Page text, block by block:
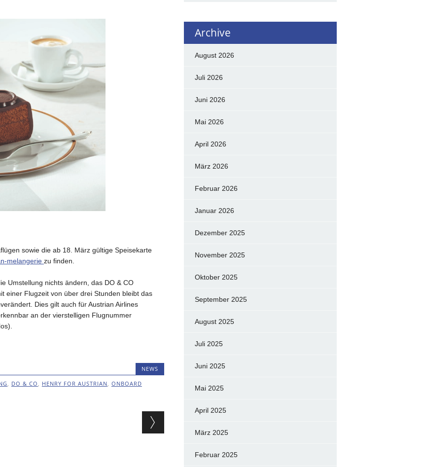
sowie die ab 18. März gültige Speisekarte
melangerie zu finden.
Umstellung nichts ändern, das DO & CO
einer Flugzeit von über drei Stunden bleibt das
Dies gilt auch für Austrian Airlines
an der vierstelligen Flugnummer
NEWS
, DO & CO , HENRY FOR AUSTRIAN, ONBOARD
Archive
August 2026
Juli 2026
Juni 2026
Mai 2026
April 2026
März 2026
Februar 2026
Januar 2026
Dezember 2025
November 2025
Oktober 2025
September 2025
August 2025
Juli 2025
Juni 2025
Mai 2025
April 2025
März 2025
Februar 2025